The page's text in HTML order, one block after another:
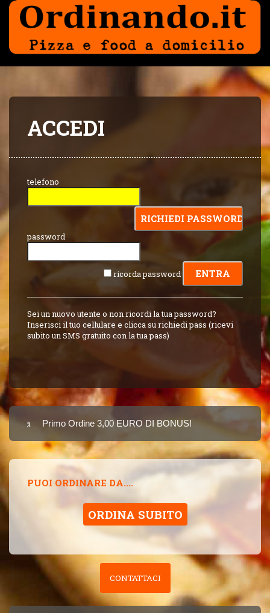
ACCEDI
telefono
password
ricorda password
Sei un nuovo utente o non ricordi la tua password?
Inserisci il tuo cellulare e clicca su richiedi pass (ricevi
subito un SMS gratuito con la tua pass)
Primo Ordine 3,00 EURO DI BONUS!
8 PUNTI 3,00
PUOI ORDINARE DA....
ORDINA SUBITO
CONTATTACI